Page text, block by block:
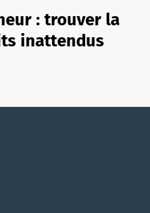
: trouver la
inattendus